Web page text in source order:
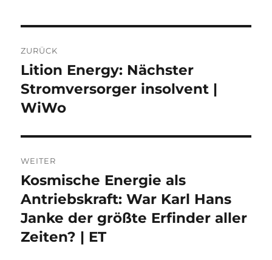
ZURÜCK
Vorheriger
Beitrag:
Lition Energy: Nächster
Stromversorger insolvent |
WiWo
WEITER
Nächster
Beitrag:
Kosmische Energie als
Antriebskraft: War Karl Hans
Janke der größte Erfinder aller
Zeiten? | ET